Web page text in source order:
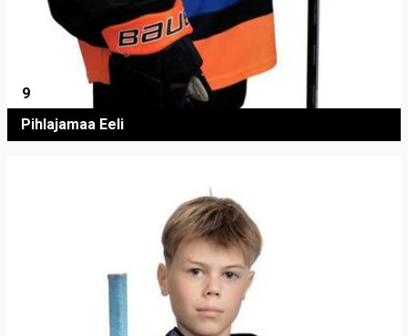
9
Pihlajamaa Eeli